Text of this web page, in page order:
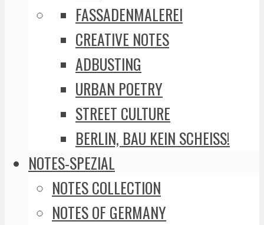
FASSADENMALEREI
CREATIVE NOTES
ADBUSTING
URBAN POETRY
STREET CULTURE
BERLIN, BAU KEIN SCHEISS!
NOTES-SPEZIAL
NOTES COLLECTION
NOTES OF GERMANY